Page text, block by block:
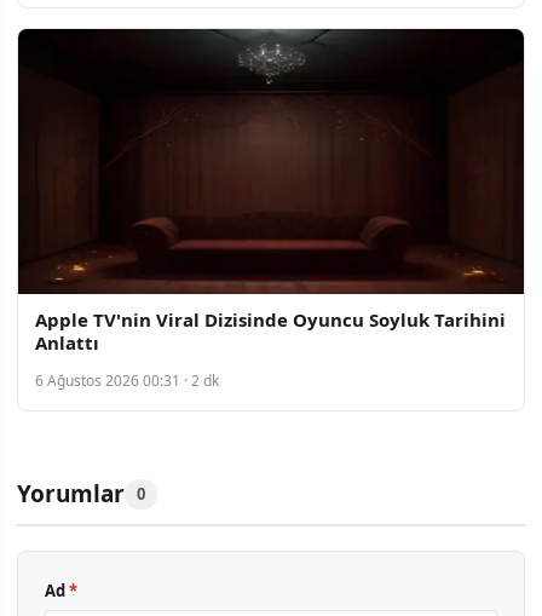
Apple TV'nin Viral Dizisinde Oyuncu Soyluk Tarihini
Anlattı
6 Ağustos 2026 00:31 · 2 dk
Yorumlar 0
Ad *